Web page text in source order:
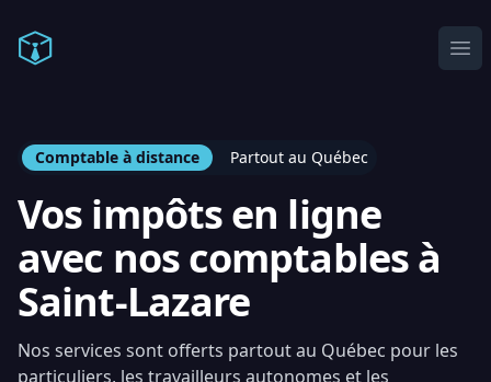
Comptable en ligne
Comptable à distance Partout au Québec
Vos impôts en ligne
avec nos comptables à
Saint-Lazare
Nos services sont offerts partout au Québec pour les
particuliers, les travailleurs autonomes et les